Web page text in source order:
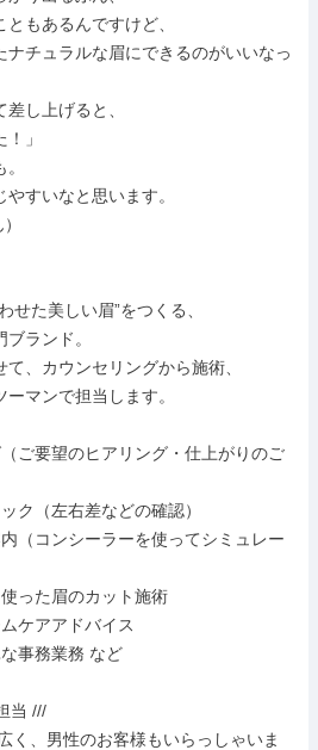
もあるんですけど、
ナチュラルな眉にできるのがいいなっ
し上げると、
」
すいなと思います。
せた美しい眉”をつくる、
ランド。
、カウンセリングから施術、
マンで担当します。
ご要望のヒアリング・仕上がりのご
ク（左右差などの確認）
（コンシーラーを使ってシミュレー
った眉のカット施術
ケアアドバイス
事務業務 など
当 ///
く、男性のお客様もいらっしゃいま